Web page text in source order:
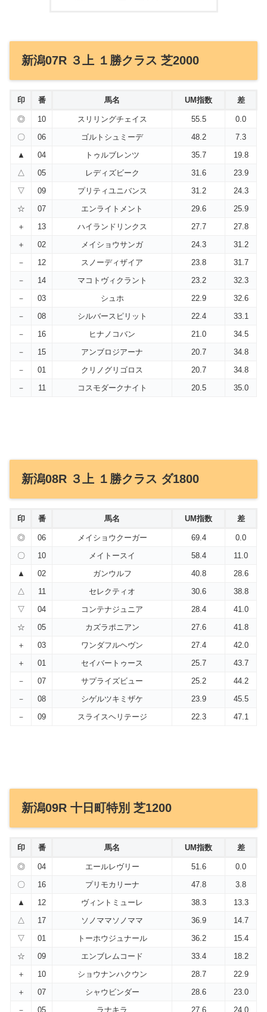
新潟07R ３上 １勝クラス 芝2000
印 番 馬名 UM指数 差
◎ 10 スリリングチェイス 55.5
0.0
〇
06 ゴルトシュミーデ 48.2
7.3
▲
04 トゥルブレンツ 35.7
19.8
△
05 レディズビーク 31.6
23.9
▽
09 プリティユニバンス 31.2
24.3
☆
07 エンライトメント 29.6
25.9
＋
13 ハイランドリンクス 27.7
27.8
＋
02 メイショウサンガ 24.3
31.2
－
12 スノーディザイア 23.8
31.7
－
14 マコトヴィクラント 23.2
32.3
－
03 シュホ 22.9
32.6
－
08 シルバースピリット 22.4
33.1
－
16 ヒナノコバン 21.0
34.5
－
15 アンブロジアーナ 20.7
34.8
－
01 クリノグリゴロス 20.7
34.8
－
11 コスモダークナイト 20.5 35.0
新潟08R ３上 １勝クラス ダ1800
印 番 馬名 UM指数 差
◎ 06 メイショウクーガー 69.4
0.0
〇
10 メイトースイ 58.4
11.0
▲
02 ガンウルフ 40.8
28.6
△
11 セレクティオ 30.6
38.8
▽
04 コンテナジュニア 28.4
41.0
☆
05 カズラポニアン 27.6
41.8
＋
03 ワンダフルヘヴン 27.4
42.0
＋
01 セイバートゥース 25.7
43.7
－
07 サプライズビュー 25.2
44.2
－
08 シゲルツキミザケ 23.9
45.5
－
09 スライスヘリテージ 22.3 47.1
新潟09R 十日町特別 芝1200
印 番 馬名 UM指数 差
◎ 04 エールレヴリー 51.6
0.0
〇
16 プリモカリーナ 47.8
3.8
▲
12 ヴィントミューレ 38.3
13.3
△
17 ソノママソノママ 36.9
14.7
▽
01 トーホウジュナール 36.2
15.4
☆
09 エンブレムコード 33.4
18.2
＋
10 ショウナンハクウン 28.7
22.9
＋
07 シャウビンダー 28.6
23.0
－
05 ラナキラ 27.6 24.0